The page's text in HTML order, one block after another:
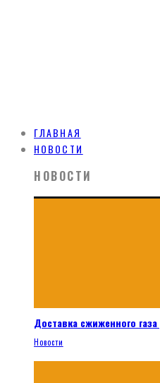
ГЛАВНАЯ
НОВОСТИ
НОВОСТИ
Доставка сжиженного
Новости